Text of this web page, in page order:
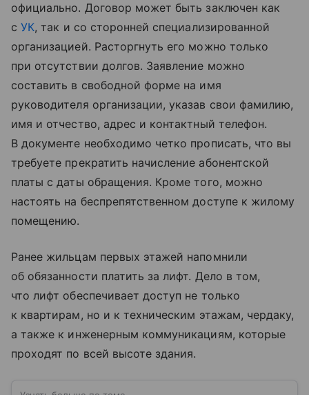
официально. Договор может быть заключен как
сУК, так и со сторонней специализированной
организацией. Расторгнуть его можно только
при отсутствии долгов. Заявление можно
составить в свободной форме на имя
руководителя организации, указав свои фамилию,
имя и отчество, адрес и контактный телефон.
В документе необходимо четко прописать, что вы
требуете прекратить начисление абонентской
платы с даты обращения. Кроме того, можно
настоять на беспрепятственном доступе к жилому
помещению.
Ранее жильцам первых этажей напомнили
об обязанности платить за лифт. Дело в том,
что лифт обеспечивает доступ не только
к квартирам, но и к техническим этажам, чердаку,
а также к инженерным коммуникациям, которые
проходят по всей высоте здания.